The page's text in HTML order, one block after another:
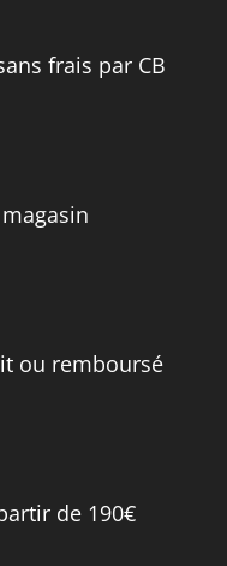
frais par CB
ou remboursé
de 190€